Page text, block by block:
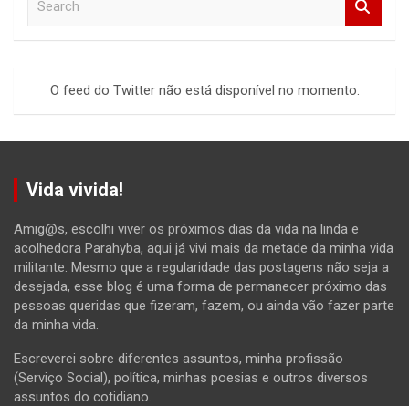
O feed do Twitter não está disponível no momento.
Vida vivida!
Amig@s, escolhi viver os próximos dias da vida na linda e
acolhedora Parahyba, aqui já vivi mais da metade da minha vida
militante. Mesmo que a regularidade das postagens não seja a
desejada, esse blog é uma forma de permanecer próximo das
pessoas queridas que fizeram, fazem, ou ainda vão fazer parte
da minha vida.
Escreverei sobre diferentes assuntos, minha profissão
(Serviço Social), política, minhas poesias e outros diversos
assuntos do cotidiano.